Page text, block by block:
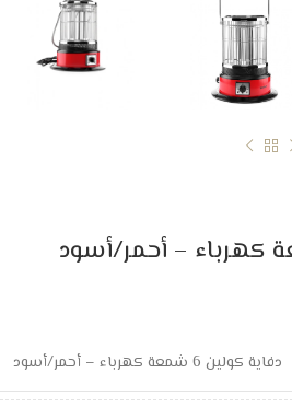
دفاية كولين 6 شمعة كهرباء – أحمر/أسود